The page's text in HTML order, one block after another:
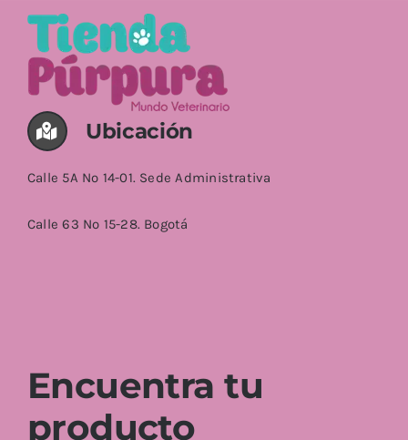
AÑADIR AL CARRITO
Ubicación
Calle 5A No 14-01. Sede Administrativa
Calle 63 No 15-28. Bogotá
Encuentra tu
producto